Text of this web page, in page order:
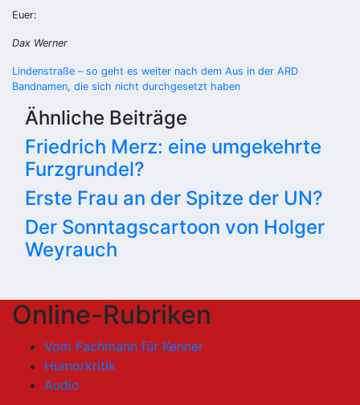
Euer:
Dax Werner
Beitragsnavigation
Lindenstraße – so geht es weiter nach dem Aus in der ARD
Bandnamen, die sich nicht durchgesetzt haben
Ähnliche Beiträge
Friedrich Merz: eine umgekehrte
Furzgrundel?
Erste Frau an der Spitze der UN?
Der Sonntagscartoon von Holger
Weyrauch
Online-Rubriken
Vom Fachmann für Kenner
Humorkritik
Audio